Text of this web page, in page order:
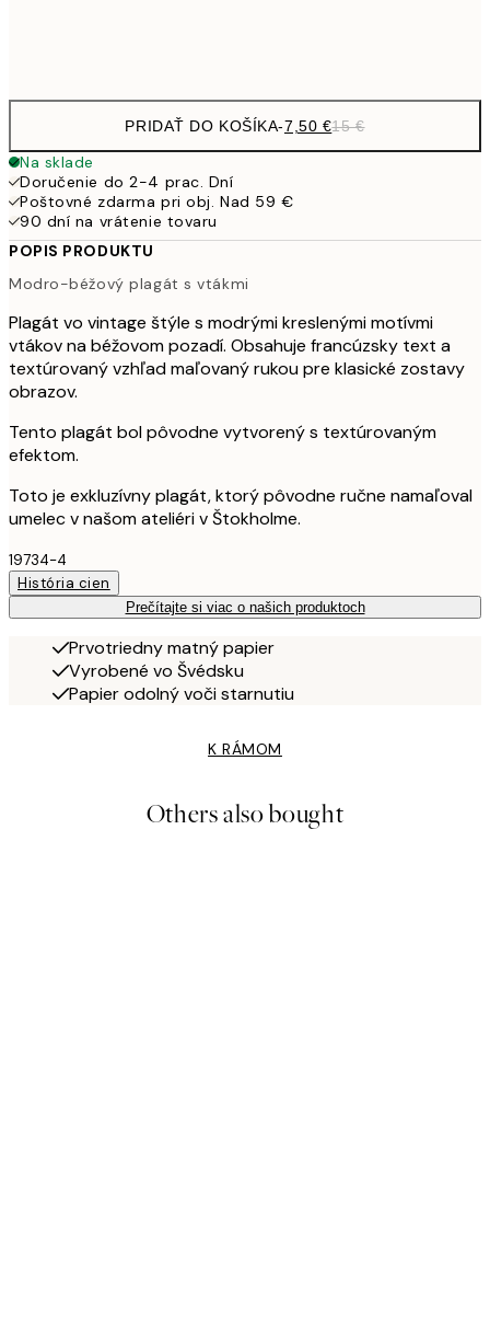
PRIDAŤ DO KOŠÍKA-7,50 €15 €
Na sklade
Doručenie do 2-4 prac. Dní
Poštovné zdarma pri obj. Nad 59 €
90 dní na vrátenie tovaru
POPIS PRODUKTU
Modro-béžový plagát s vtákmi
Plagát vo vintage štýle s modrými kreslenými motívmi
vtákov na béžovom pozadí. Obsahuje francúzsky text a
textúrovaný vzhľad maľovaný rukou pre klasické zostavy
obrazov.
Tento plagát bol pôvodne vytvorený s textúrovaným
efektom.
Toto je exkluzívny plagát, ktorý pôvodne ručne namaľoval
umelec v našom ateliéri v Štokholme.
19734-4
História cien
Prečítajte si viac o našich produktoch
Prvotriedny matný papier
Vyrobené vo Švédsku
Papier odolný voči starnutiu
K RÁMOM
Others also bought